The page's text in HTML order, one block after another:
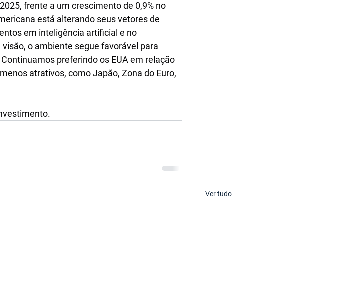
frente a um crescimento de 0,9% no
está alterando seus vetores de
em inteligência artificial e no
o ambiente segue favorável para
preferindo os EUA em relação
atrativos, como Japão, Zona do Euro,
Ver tudo